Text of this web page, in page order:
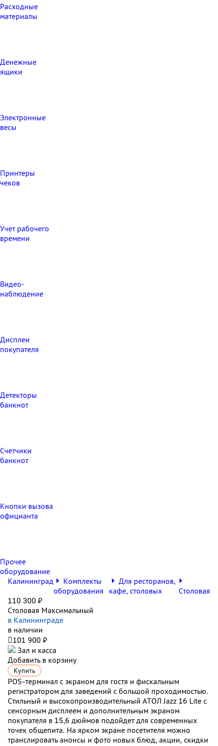
Расходные
материалы
Денежные
ящики
Электронные
весы
Принтеры
чеков
Учет рабочего
времени
Видео‑
наблюдение
Дисплеи
покупателя
Детекторы
банкнот
Счетчики
банкнот
Кнопки вызова
официанта
Прочее
оборудование
Калининград
Комплекты
оборудования
Для ресторанов,
кафе, столовых
Столовая
110 300 ₽
Столовая Максимальный
в Калининграде
в наличии
101 900 ₽
Зал и касса
Добавить в корзину
Купить
POS-терминал с экраном для гостя и фискальным
регистратором для заведений с большой проходимостью.
Стильный и высокопроизводительный АТОЛ Jazz 16 Lite с
сенсорным дисплеем и дополнительным экраном
покупателя в 15,6 дюймов подойдет для современных
точек общепита. На ярком экране посетителя можно
транслировать анонсы и фото новых блюд, акции, скидки